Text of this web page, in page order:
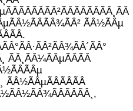
ÃÂ½ÃÂµ
ÃÂ¸ÃÂ¼ÃÂµÃÂÃÂ
ÃÂ½ÃÂµÃÂÃÂÃÂ